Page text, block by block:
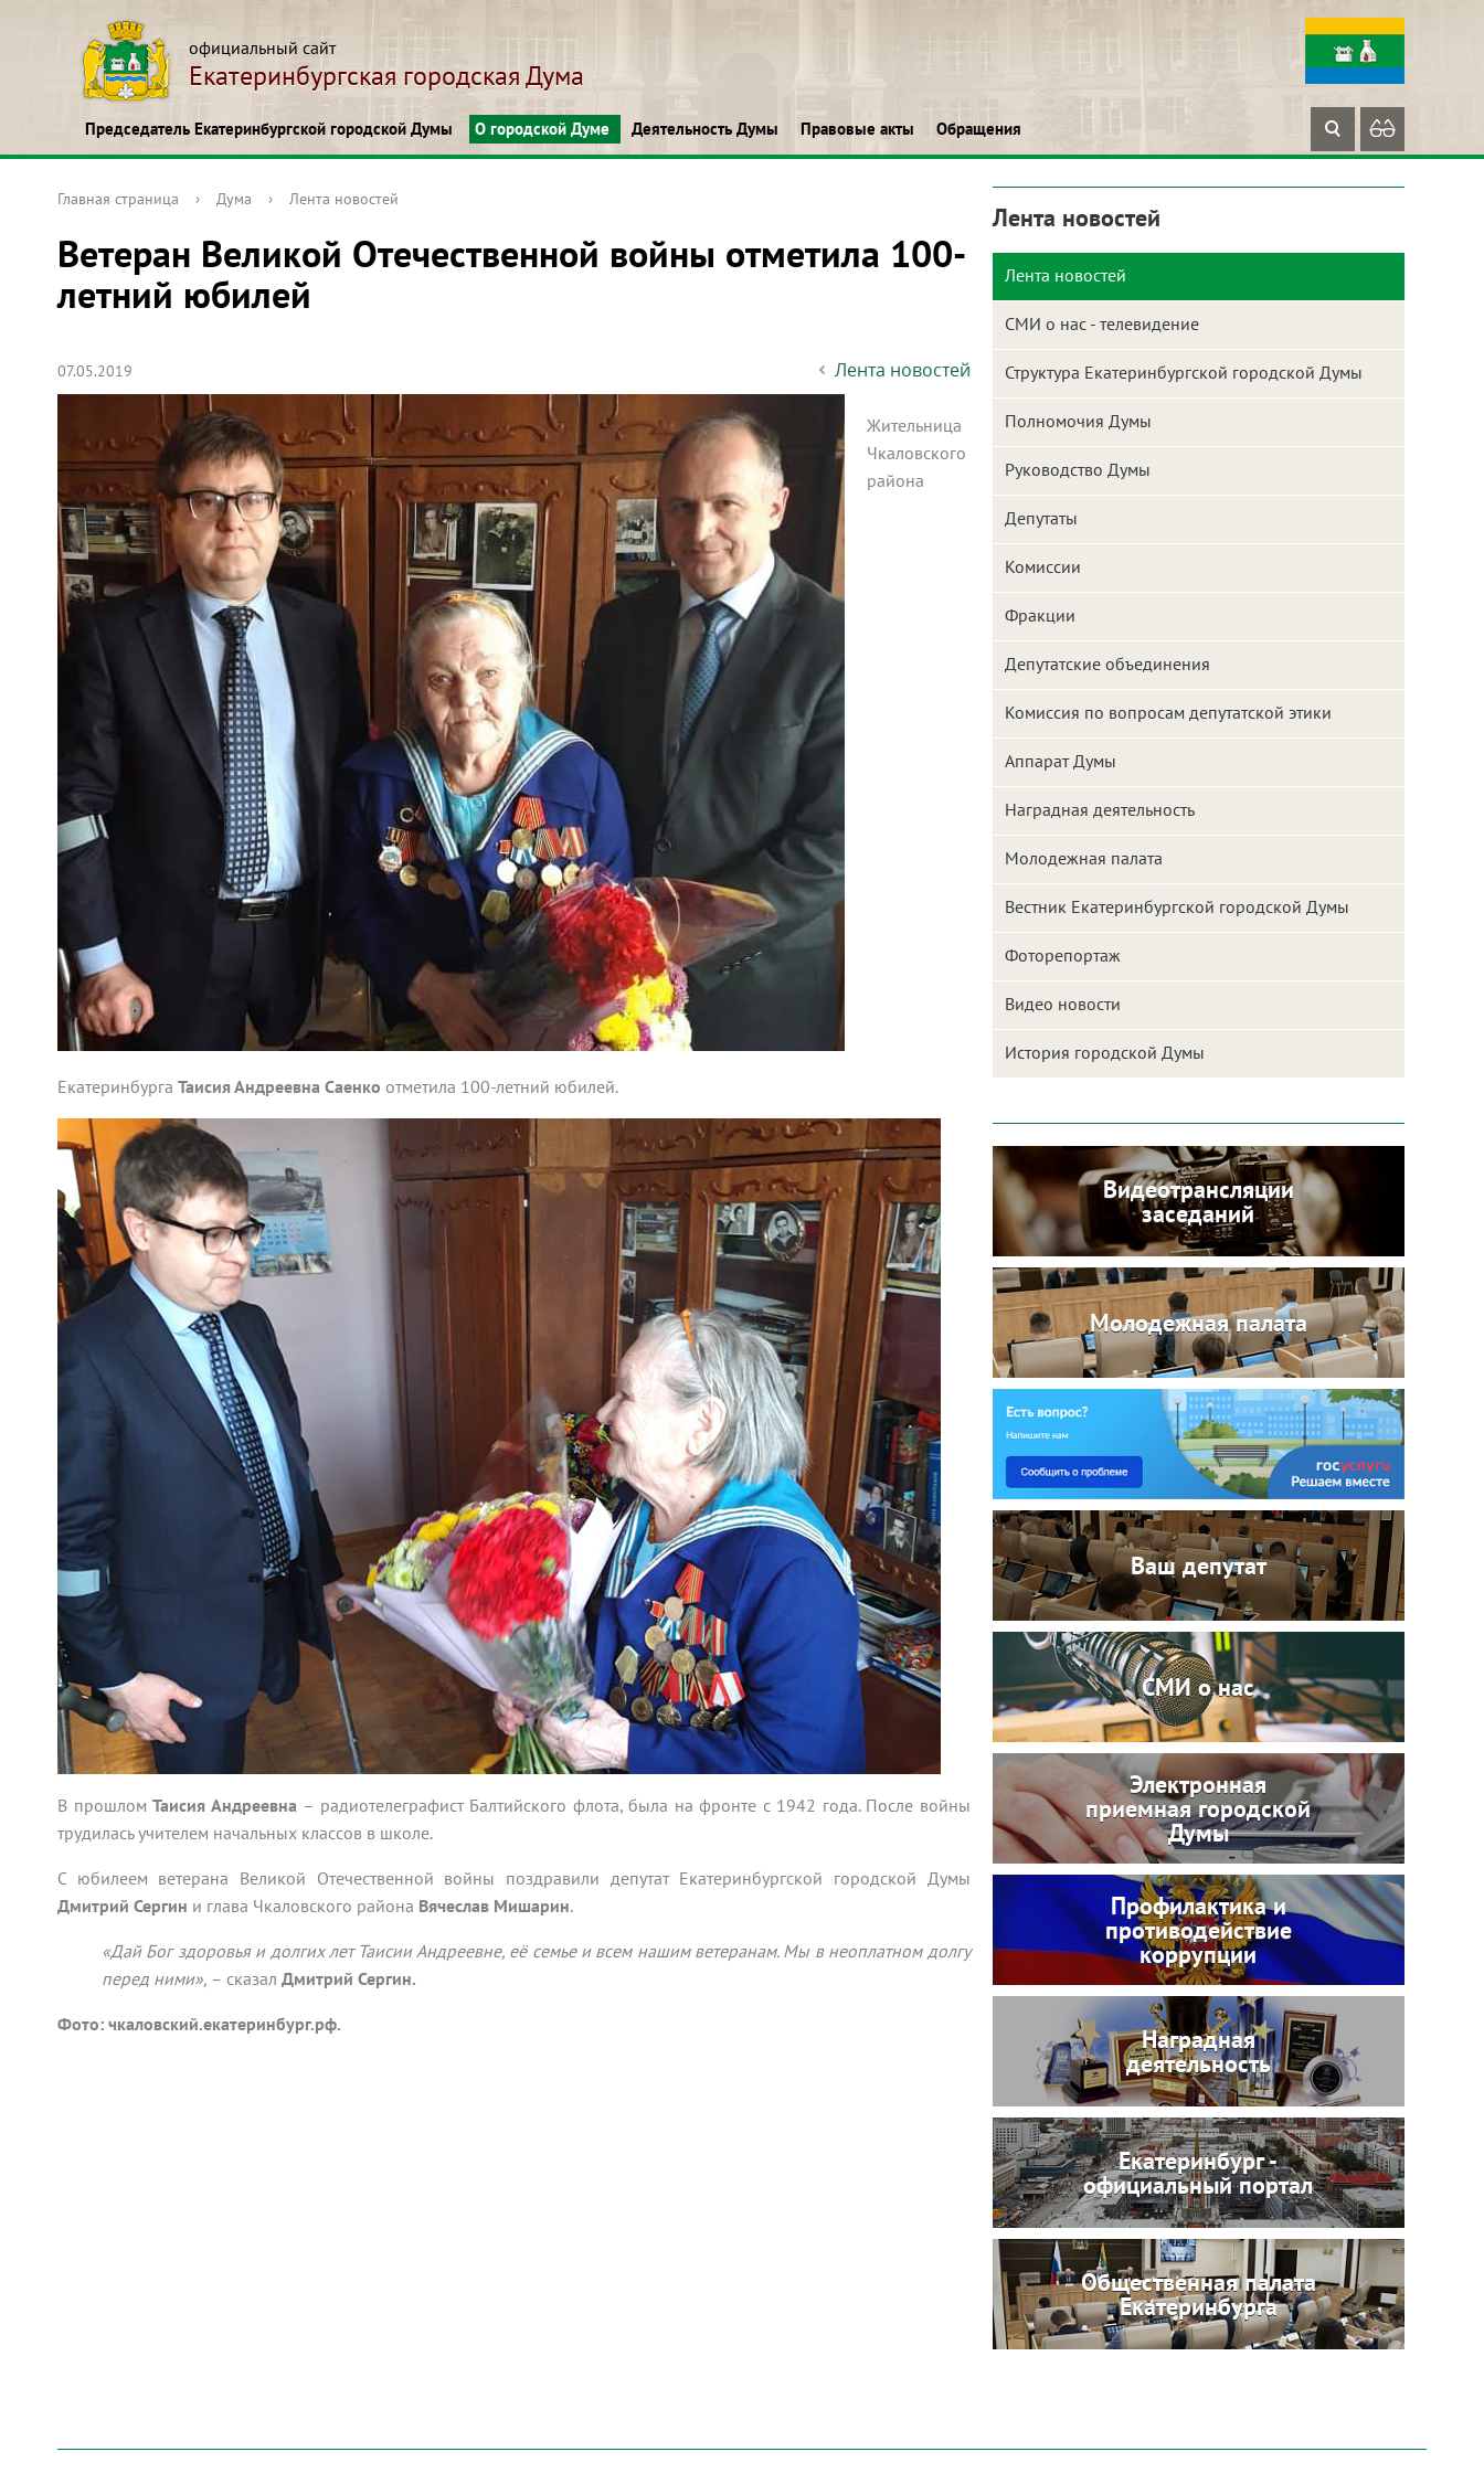
официальный сайт
Екатеринбургская городская Дума
Председатель Екатеринбургской городской Думы О городской Думе Деятельность Думы Правовые акты Обращения
Главная страница › Дума › Лента новостей
Ветеран Великой Отечественной войны отметила 100-
летний юбилей
07.05.2019 Лента новостей
Жительница
Чкаловского
района
Екатеринбурга Таисия Андреевна Саенко отметила 100-летний юбилей.
В прошломТаисия Андреевна – радиотелеграфист Балтийского флота, была на фронте с 1942 года. После войны
трудилась учителем начальных классов в школе.
С юбилеем ветерана Великой Отечественной войны поздравили депутат Екатеринбургской городской Думы
Дмитрий Сергин и глава Чкаловского района Вячеслав Мишарин.
«Дай Бог здоровья и долгих лет Таисии Андреевне, её семье и всем нашим ветеранам. Мы в неоплатном долгу
перед ними», – сказал Дмитрий Сергин.
Фото: чкаловский.екатеринбург.рф.
Лента новостей
Лента новостей
СМИ о нас - телевидение
Структура Екатеринбургской городской Думы
Полномочия Думы
Руководство Думы
Депутаты
Комиссии
Фракции
Депутатские объединения
Комиссия по вопросам депутатской этики
Аппарат Думы
Наградная деятельность
Молодежная палата
Вестник Екатеринбургской городской Думы
Фоторепортаж
Видео новости
История городской Думы
Видеотрансляции
заседаний
Молодежная палата
Ваш депутат
СМИ о нас
Электронная
приемная городской
Думы
Профилактика и
противодействие
коррупции
Наградная
деятельность
Екатеринбург -
официальный портал
Общественная палата
Екатеринбурга